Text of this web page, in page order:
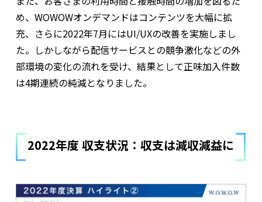
め、WOWOWオンデマンドはコンテンツを大幅に拡
充、さらに2022年7月にはUI/UXの改善を実施しまし
た。しかしながら配信サービスとの競争激化などの外
部環境の変化の流れを受け、結果として正味加入件数
は4期連続の純減となりました。
2022年度 収支状況：収支は減収減益に